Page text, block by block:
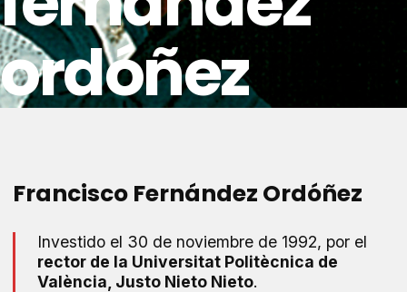
ordóñez
Francisco Fernández Ordóñez
Investido el 30 de noviembre de 1992, por el
rector de la Universitat Politècnica de
València, Justo Nieto Nieto.